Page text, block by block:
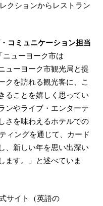
クションからレストラン
コミュニケーション担当
ニューヨーク市は
ューヨーク市観光局と提
クを訪れる観光客に、こ
ることを嬉しく思ってい
ンやライブ・エンターテ
さを味わえるホテルでの
ィングを通じて、カード
、新しい年を思い出深い
ます。」と述べていま
サイト（英語の